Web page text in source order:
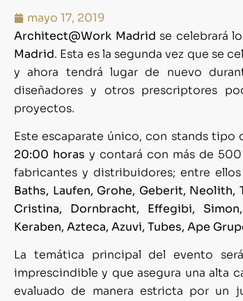
mayo 17, 2019
Architect@Work Madrid se celebrará
Madrid. Esta es la segunda vez que se
y ahora tendrá lugar de nuevo
diseñadores y otros prescriptores
proyectos.
Este escaparate único, con stands tipo
20:00 horasy contará con más de
fabricantes y distribuidores; entre
Baths, Laufen, Grohe, Geberit, Neolith,
Cristina, Dornbracht, Effegibi,
Keraben, Azteca, Azuvi, Tubes, Ape
La temática principal del evento
imprescindible y que asegura una alta
evaluado de manera estricta por un